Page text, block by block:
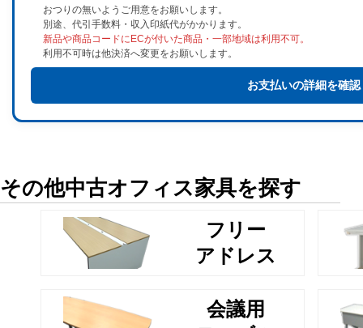
おつりの無いようご用意をお願いします。
別途、代引手数料・収入印紙代がかかります。
新品や商品コードにECが付いた商品・一部地域は利用不可。
利用不可時は他決済へ変更をお願いします。
お支払いの詳細を確認
その他中古オフィス家具を探す
フリー
アドレス
会議用